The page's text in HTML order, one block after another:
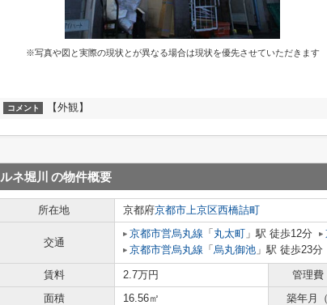
※写真や図と実際の現状とが異なる場合は現状を優先させていただきます
コメント 【外観】
ルネ堀川 の物件概要
所在地 京都府京都市上京区西橋詰町
交通
京都市営烏丸線 「 丸太町 」駅 徒歩12分
京都市営烏丸線 「 烏丸御池 」駅 徒歩23分
賃料 2.7万円 管理費
面積
16.56㎡ 築年月